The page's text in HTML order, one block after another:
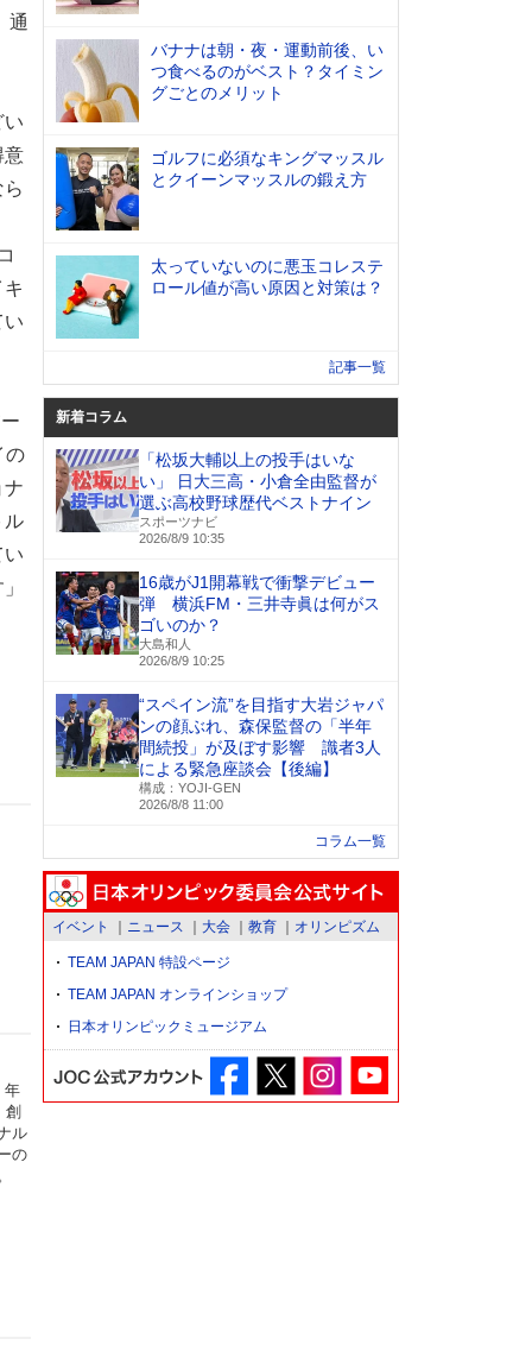
通
い
意
い
の
ナ
ル
い
年
ル
の
バナナは朝・夜・運動前後、い
つ食べるのがベスト？タイミン
グごとのメリット
ゴルフに必須なキングマッスル
とクイーンマッスルの鍛え方
太っていないのに悪玉コレステ
ロール値が高い原因と対策は？
記事一覧
新着コラム
「松坂大輔以上の投手はいな
い」 日大三高・小倉全由監督が
選ぶ高校野球歴代ベストナイン
スポーツナビ
2026/8/9 10:35
16歳がJ1開幕戦で衝撃デビュー
弾 横浜FM・三井寺眞は何がス
ゴいのか？
大島和人
2026/8/9 10:25
“スペイン流”を目指す大岩ジャパ
ンの顔ぶれ、森保監督の「半年
間続投」が及ぼす影響 識者3人
による緊急座談会【後編】
構成：YOJI-GEN
2026/8/8 11:00
コラム一覧
イベント ニュース 大会 教育 オリンピズム
TEAM JAPAN 特設ページ
TEAM JAPAN オンラインショップ
日本オリンピックミュージアム